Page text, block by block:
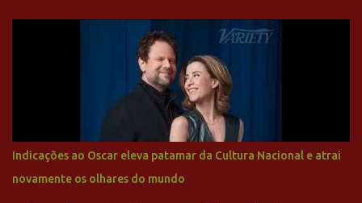
Paraná ampliou a vantagem aos 21 minutos. Éverton Garroni
desviou cruzamento de cabeça e, mesmo de costas, incidiu o canto
direito de Harlei. O goleiro esmeraldino se esticou e até tocou na
bola, mas não o suficiente para desviar sua trajetória. O ataque do
Goiás era nulo, tanto que o Paraná seguiu em cima. Aos 32
minutos, Jefferson cabeceou e Harlei fez grande defesa. Seis
minutos depois, Wellington encheu o pé e quase surpreendeu o
goleiro rival, que novamente defendeu. No fim, Jefferson teve
outra boa chance, mas parou no goleiro. Gol para matar espera...
Indicações ao Oscar eleva patamar da Cultura Nacional e atrai
novamente os olhares do mundo